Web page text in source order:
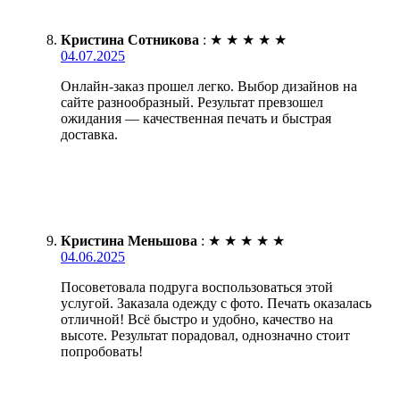
Кристина Сотникова : ★ ★ ★ ★ ★
04.07.2025
Онлайн-заказ прошел легко. Выбор дизайнов на
сайте разнообразный. Результат превзошел
ожидания — качественная печать и быстрая
доставка.
Кристина Меньшова : ★ ★ ★ ★ ★
04.06.2025
Посоветовала подруга воспользоваться этой
услугой. Заказала одежду с фото. Печать оказалась
отличной! Всё быстро и удобно, качество на
высоте. Результат порадовал, однозначно стоит
попробовать!